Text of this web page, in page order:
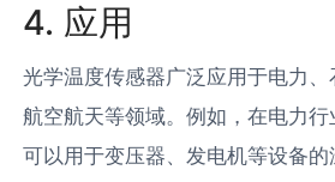
4. 应用
光学温度传感器广泛应用于电力、
航空航天等领域。例如，在电力
可以用于变压器、发电机等设备